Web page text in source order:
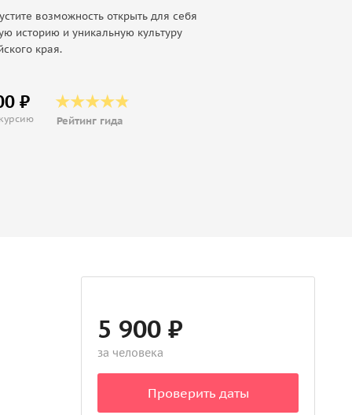
возможность открыть для себя
историю и уникальную культуру
края.
₽
Рейтинг гида
5 900 ₽
за человека
Проверить даты